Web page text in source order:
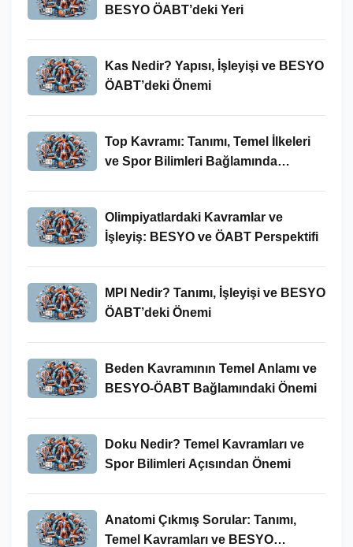
BESYO ÖABT’deki Yeri
Kas Nedir? Yapısı, İşleyişi ve BESYO
ÖABT’deki Önemi
Top Kavramı: Tanımı, Temel İlkeleri
ve Spor Bilimleri Bağlamında
Olimpiyatlardaki Kavramlar ve
İşleyiş: BESYO ve ÖABT Perspektifi
MPI Nedir? Tanımı, İşleyişi ve BESYO
ÖABT’deki Önemi
Beden Kavramının Temel Anlamı ve
BESYO-ÖABT Bağlamındaki Önemi
Doku Nedir? Temel Kavramları ve
Spor Bilimleri Açısından Önemi
Anatomi Çıkmış Sorular: Tanımı,
Temel Kavramları ve BESYO